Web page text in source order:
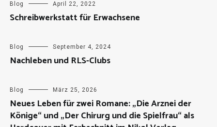
Blog April 22, 2022
Schreibwerkstatt für Erwachsene
Blog September 4, 2024
Nachleben und RLS-Clubs
Blog März 25, 2026
Neues Leben für zwei Romane: „Die Arznei der
Könige“ und „Der Chirurg und die Spielfrau“ als